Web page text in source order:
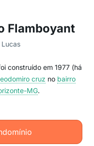
Flamboyant
construído em 1977 (há
cruz no bairro
MG.